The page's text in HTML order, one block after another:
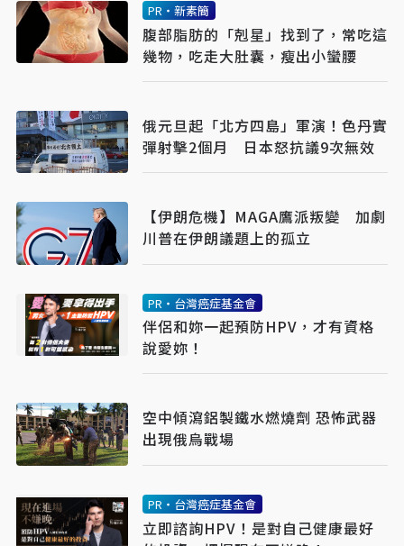
PR・新素簡
腹部脂肪的「剋星」找到了，常吃這
幾物，吃走大肚囊，瘦出小蠻腰
俄元旦起「北方四島」軍演！色丹實
彈射擊2個月 日本怒抗議9次無效
【伊朗危機】MAGA鷹派叛變 加劇
川普在伊朗議題上的孤立
PR・台灣癌症基金會
伴侶和妳一起預防HPV，才有資格
說愛妳！
空中傾瀉鋁製鐵水燃燒劑 恐怖武器
出現俄烏戰場
PR・台灣癌症基金會
立即諮詢HPV！是對自己健康最好